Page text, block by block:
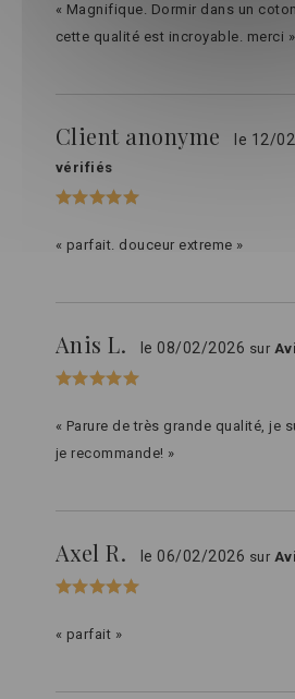
« Magnifique. Dormir dans un
cette qualité est incroyable. merci »
Client anonyme le 12/
vérifiés
« parfait. douceur extreme »
Anis L. le 08/02/2026 sur
« Parure de très grande qualité, je
je recommande! »
Axel R. le 06/02/2026 sur
« parfait »